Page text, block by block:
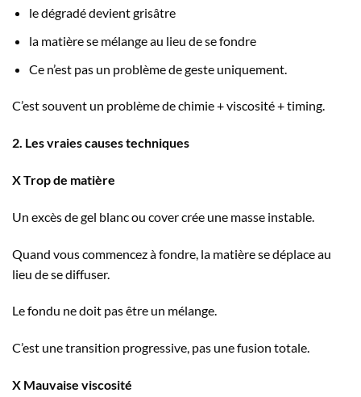
le dégradé devient grisâtre
la matière se mélange au lieu de se fondre
Ce n’est pas un problème de geste uniquement.
C’est souvent un problème de chimie + viscosité + timing.
2. Les vraies causes techniques
X Trop de matière
Un excès de gel blanc ou cover crée une masse instable.
Quand vous commencez à fondre, la matière se déplace au
lieu de se diffuser.
Le fondu ne doit pas être un mélange.
C’est une transition progressive, pas une fusion totale.
X Mauvaise viscosité